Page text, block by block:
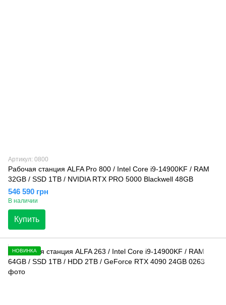
Артикул: 0800
Рабочая станция ALFA Pro 800 / Intel Core i9-14900KF / RAM
32GB / SSD 1TB / NVIDIA RTX PRO 5000 Blackwell 48GB
546 590 грн
В наличии
Купить
НОВИНКА